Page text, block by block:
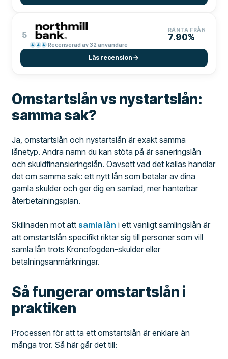
5
Recenserad av 32 användare
RÄNTA FRÅN
7.90%
Läs recension
Omstartslån vs nystartslån:
samma sak?
Ja, omstartslån och nystartslån är exakt samma
lånetyp. Andra namn du kan stöta på är saneringslån
och skuldfinansieringslån. Oavsett vad det kallas handlar
det om samma sak: ett nytt lån som betalar av dina
gamla skulder och ger dig en samlad, mer hanterbar
återbetalningsplan.
Skillnaden mot att samla lån i ett vanligt samlingslån är
att omstartslån specifikt riktar sig till personer som vill
samla lån trots Kronofogden-skulder eller
betalningsanmärkningar.
Så fungerar omstartslån i
praktiken
Processen för att ta ett omstartslån är enklare än
många tror. Så här går det till: